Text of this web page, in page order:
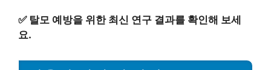
✅ 탈모 예방을 위한 최신 연구 결과를 확인해 보세
요.